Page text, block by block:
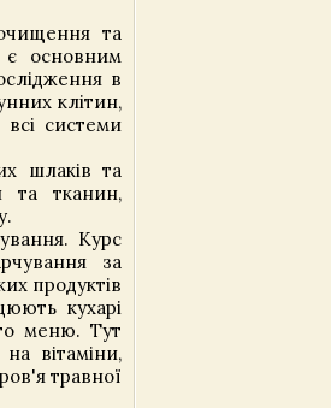
та
основним
в
клітин,
системи
шлаків та
та тканин,
Курс
за
продуктів
кухарі
меню. Тут
вітаміни,
травної